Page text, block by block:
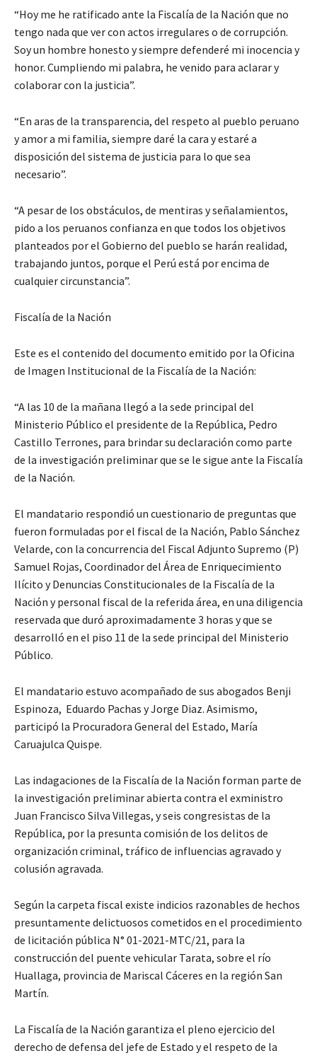
“Hoy me he ratificado ante la Fiscalía de la Nación que no
tengo nada que ver con actos irregulares o de corrupción.
Soy un hombre honesto y siempre defenderé mi inocencia y
honor. Cumpliendo mi palabra, he venido para aclarar y
colaborar con la justicia”.
“En aras de la transparencia, del respeto al pueblo peruano
y amor a mi familia, siempre daré la cara y estaré a
disposición del sistema de justicia para lo que sea
necesario”.
“A pesar de los obstáculos, de mentiras y señalamientos,
pido a los peruanos confianza en que todos los objetivos
planteados por el Gobierno del pueblo se harán realidad,
trabajando juntos, porque el Perú está por encima de
cualquier circunstancia”.
Fiscalía de la Nación
Este es el contenido del documento emitido por la Oficina
de Imagen Institucional de la Fiscalía de la Nación:
“A las 10 de la mañana llegó a la sede principal del
Ministerio Público el presidente de la República, Pedro
Castillo Terrones, para brindar su declaración como parte
de la investigación preliminar que se le sigue ante la Fiscalía
de la Nación.
El mandatario respondió un cuestionario de preguntas que
fueron formuladas por el fiscal de la Nación, Pablo Sánchez
Velarde, con la concurrencia del Fiscal Adjunto Supremo (P)
Samuel Rojas, Coordinador del Área de Enriquecimiento
Ilícito y Denuncias Constitucionales de la Fiscalía de la
Nación y personal fiscal de la referida área, en una diligencia
reservada que duró aproximadamente 3 horas y que se
desarrolló en el piso 11 de la sede principal del Ministerio
Público.
El mandatario estuvo acompañado de sus abogados Benji
Espinoza, Eduardo Pachas y Jorge Diaz. Asimismo,
participó la Procuradora General del Estado, María
Caruajulca Quispe.
Las indagaciones de la Fiscalía de la Nación forman parte de
la investigación preliminar abierta contra el exministro
Juan Francisco Silva Villegas, y seis congresistas de la
República, por la presunta comisión de los delitos de
organización criminal, tráfico de influencias agravado y
colusión agravada.
Según la carpeta fiscal existe indicios razonables de hechos
presuntamente delictuosos cometidos en el procedimiento
de licitación pública N° 01-2021-MTC/21, para la
construcción del puente vehicular Tarata, sobre el río
Huallaga, provincia de Mariscal Cáceres en la región San
Martín.
La Fiscalía de la Nación garantiza el pleno ejercicio del
derecho de defensa del jefe de Estado y el respeto de la